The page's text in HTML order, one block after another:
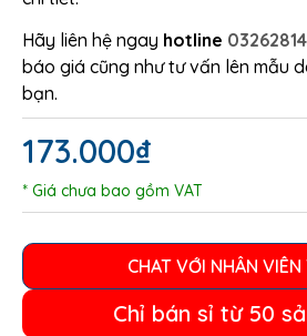
Hãy liên hệ ngay hotline
báo giá cũng như tư vấn lên mẫu
bạn.
173.000₫
* Giá chưa bao gồm VAT
CHAT VỚI NHÂN
Chỉ bán sỉ từ 50